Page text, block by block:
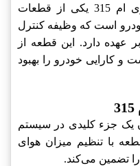
مجموعه دریچه گاز (تراتل) ام وی ام 315 یکی از قطعات
است که وظیفه کنترل
عهده دارد. این قطعه از
و کارایی خودرو را بهبود
ام 315 به عنوان یک جزء کلیدی در سیستم
با تنظیم میزان هوای
را تضمین می‌کند.